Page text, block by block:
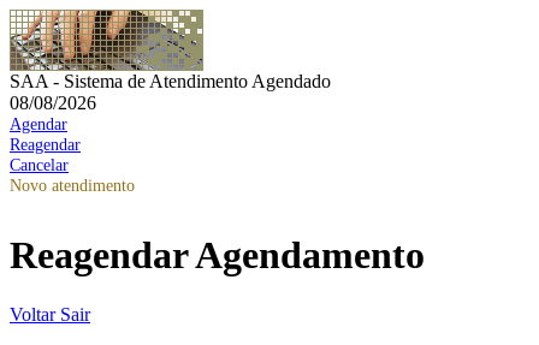
SAA - Sistema de Atendimento Agendado
08/08/2026
Agendar
Reagendar
Cancelar
Novo atendimento
Reagendar Agendamento
Voltar Sair